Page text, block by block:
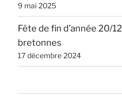
9 mai 2025
Fête de fin d’année 20/
bretonnes
17 décembre 2024